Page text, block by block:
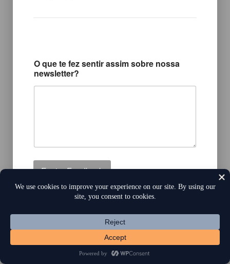
O que te fez sentir assim sobre nossa
newsletter?
Enviar Feedback